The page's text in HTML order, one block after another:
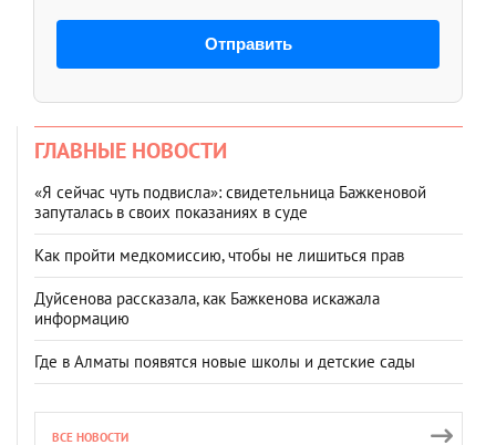
Отправить
ГЛАВНЫЕ НОВОСТИ
«Я сейчас чуть подвисла»: свидетельница Бажкеновой
запуталась в своих показаниях в суде
Как пройти медкомиссию, чтобы не лишиться прав
Дуйсенова рассказала, как Бажкенова искажала
информацию
Где в Алматы появятся новые школы и детские сады
ВСЕ НОВОСТИ